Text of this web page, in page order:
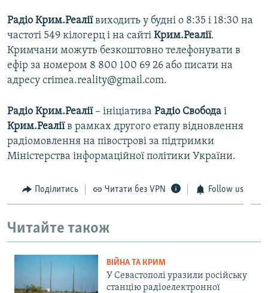
Радіо Крим.Реаліївиходить у будні о 8:35 і 18:30 на
частоті 549 кілогерц і на сайті Крим.Реалії.
Кримчани можуть безкоштовно телефонувати в
ефір за номером 8 800 100 69 26 або писати на
адресу crimea.reality@gmail.com.
Радіо Крим.Реалії– ініціатива Радіо Свобода і
Крим.Реаліїв рамках другого етапу відновлення
радіомовлення на півострові за підтримки
Міністерства інформаційної політики України.
Поділитись Читати без VPN Follow us
Читайте також
ВІЙНА ТА КРИМ
У Севастополі уразили російську
станцію радіоелектронної